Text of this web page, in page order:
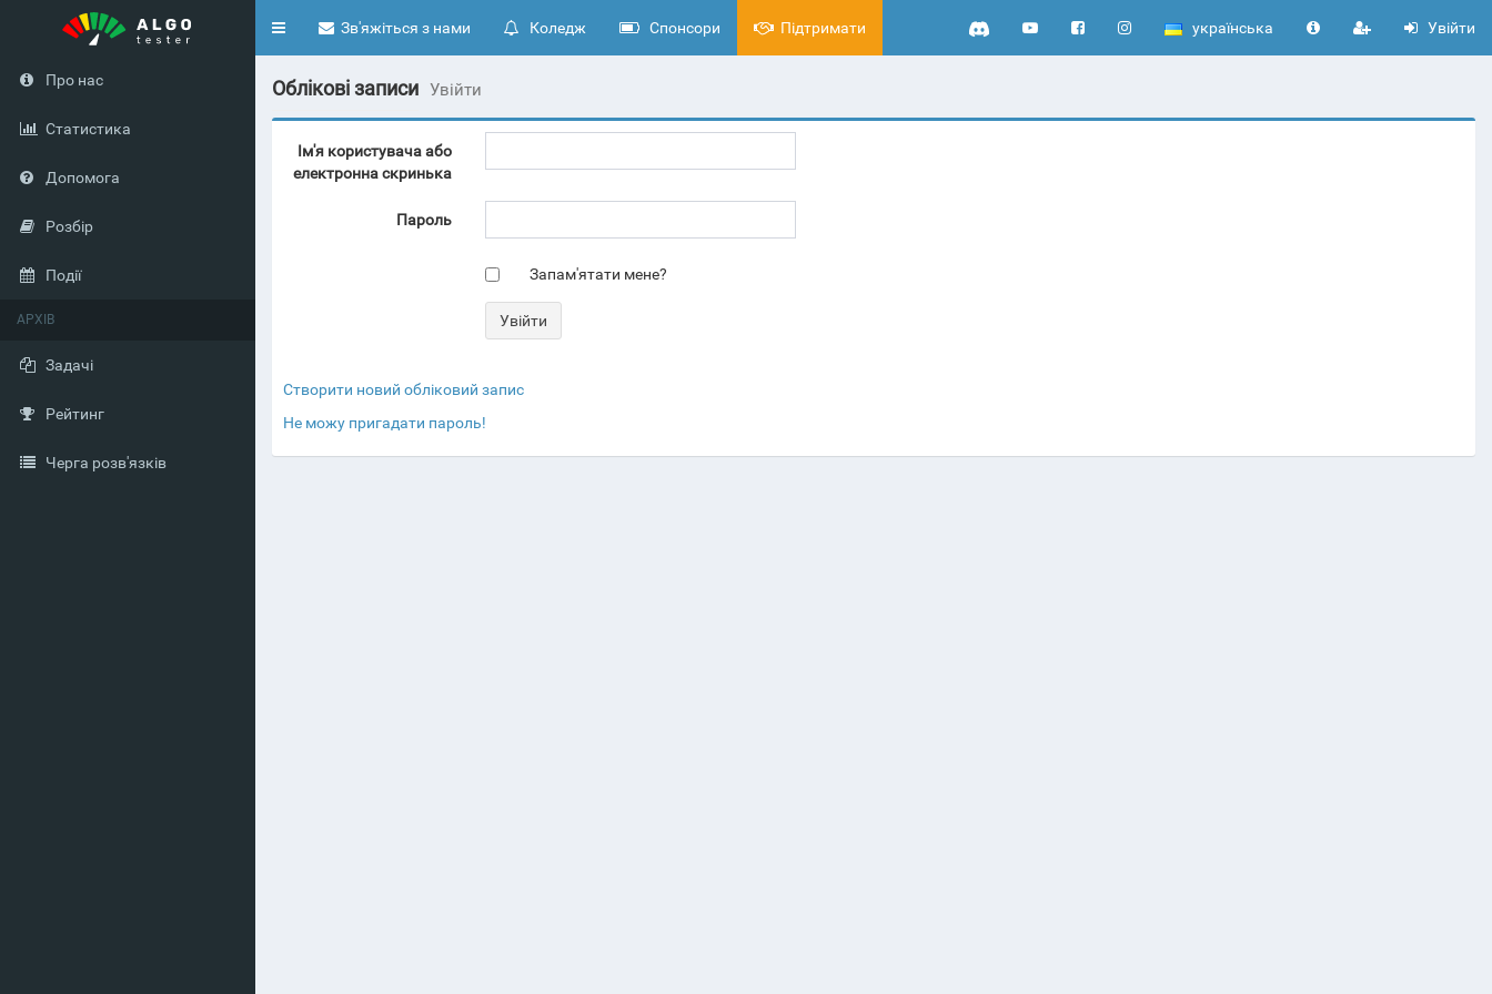
Toggle
українська Увійти
Зв'яжіться з нами Коледж Спонсори Підтримати
Про нас
Статистика
Допомога
Розбір
Події
АРХІВ
Задачі
Рейтинг
Черга розв'язків
Облікові записи Увійти
Ім'я користувача або
електронна скринька
Пароль
Запам'ятати мене?
Створити новий обліковий запис
Не можу пригадати пароль!